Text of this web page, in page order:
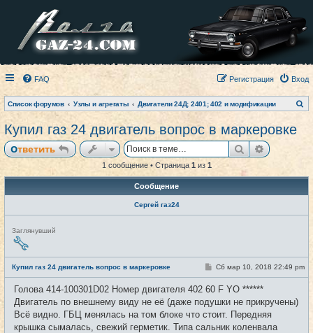
FAQ Вход
Регистрация
Список форумов Узлы и агрегаты Двигатели 24Д; 2401; 402 и модификации
о
Купил газ 24 двигатель вопрос в маркеровке
Ответить Поиск
1 сообщение • Страница 1из 1
Сообщение
Сергей газ24
Н
е
в
т
и
Заглянувший
Купил газ 24 двигатель вопрос в маркеровке #1
С
б
щ
н
и
Сб мар 10, 2018 22:49 pm
Голова 414-100301D02 Номер двигателя 402 60 F YO ******
Двигатель по внешнему виду не её (даже подушки не прикручены)
Всё видно. ГБЦ менялась на том блоке что стоит. Передняя
крышка сымалась, свежий герметик. Типа сальник коленвала